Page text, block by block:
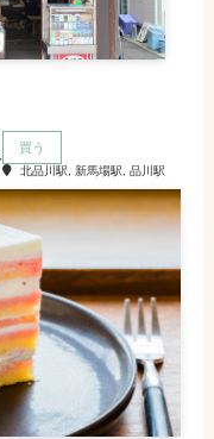
買う
北品川駅, 新馬場駅, 品川駅